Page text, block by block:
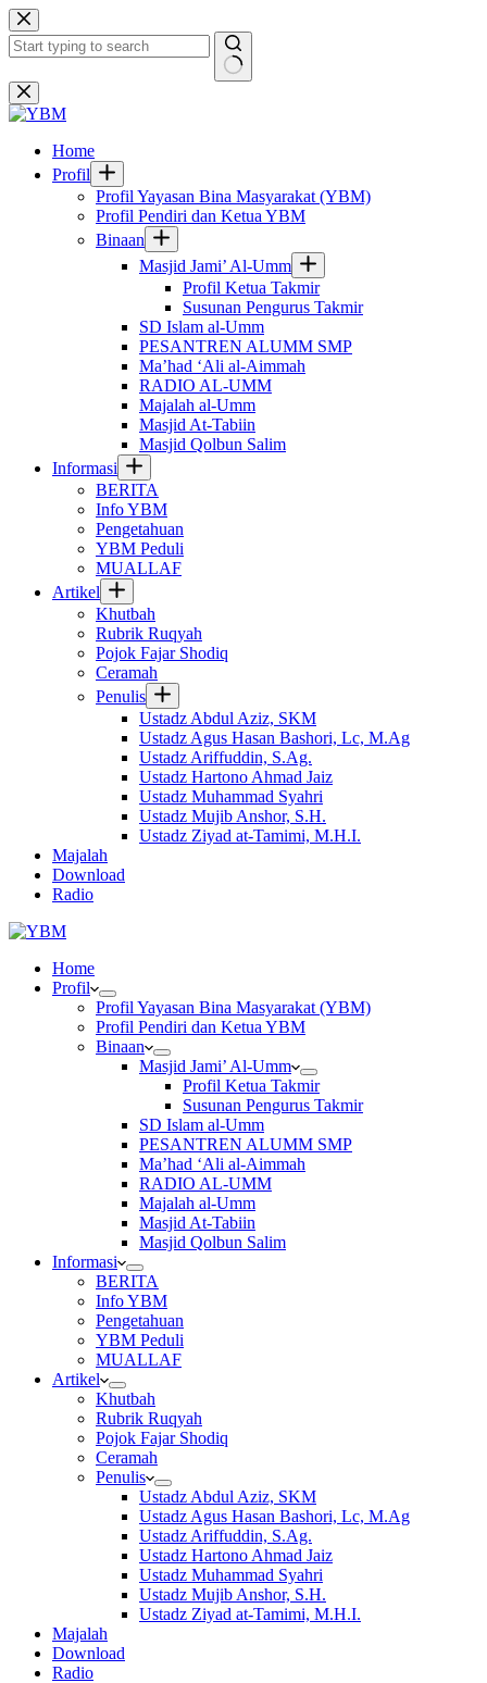
Skip
to
content
No
results
Home
Profil
Profil Yayasan Bina Masyarakat (YBM)
Profil Pendiri dan Ketua YBM
Binaan
Masjid Jami’ Al-Umm
Profil Ketua Takmir
Susunan Pengurus Takmir
SD Islam al-Umm
PESANTREN ALUMM SMP
Ma’had ‘Ali al-Aimmah
RADIO AL-UMM
Majalah al-Umm
Masjid At-Tabiin
Masjid Qolbun Salim
Informasi
BERITA
Info YBM
Pengetahuan
YBM Peduli
MUALLAF
Artikel
Khutbah
Rubrik Ruqyah
Pojok Fajar Shodiq
Ceramah
Penulis
Ustadz Abdul Aziz, SKM
Ustadz Agus Hasan Bashori, Lc, M.Ag
Ustadz Ariffuddin, S.Ag.
Ustadz Hartono Ahmad Jaiz
Ustadz Muhammad Syahri
Ustadz Mujib Anshor, S.H.
Ustadz Ziyad at-Tamimi, M.H.I.
Majalah
Download
Radio
Home
Profil
Profil Yayasan Bina Masyarakat (YBM)
Profil Pendiri dan Ketua YBM
Binaan
Masjid Jami’ Al-Umm
Profil Ketua Takmir
Susunan Pengurus Takmir
SD Islam al-Umm
PESANTREN ALUMM SMP
Ma’had ‘Ali al-Aimmah
RADIO AL-UMM
Majalah al-Umm
Masjid At-Tabiin
Masjid Qolbun Salim
Informasi
BERITA
Info YBM
Pengetahuan
YBM Peduli
MUALLAF
Artikel
Khutbah
Rubrik Ruqyah
Pojok Fajar Shodiq
Ceramah
Penulis
Ustadz Abdul Aziz, SKM
Ustadz Agus Hasan Bashori, Lc, M.Ag
Ustadz Ariffuddin, S.Ag.
Ustadz Hartono Ahmad Jaiz
Ustadz Muhammad Syahri
Ustadz Mujib Anshor, S.H.
Ustadz Ziyad at-Tamimi, M.H.I.
Majalah
Download
Radio